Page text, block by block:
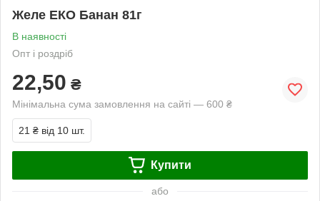
Желе ЕКО Банан 81г
В наявності
Опт і роздріб
22,50 ₴
Мінімальна сума замовлення на сайті — 600 ₴
21 ₴ від 10 шт.
Купити
або